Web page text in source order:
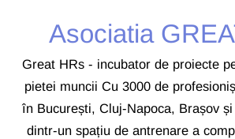
Asociatia
Great HRs - incubator de proiecte
pietei muncii Cu 3000 de
în București, Cluj-Napoca, Brașov
dintr-un spațiu de antrenare a